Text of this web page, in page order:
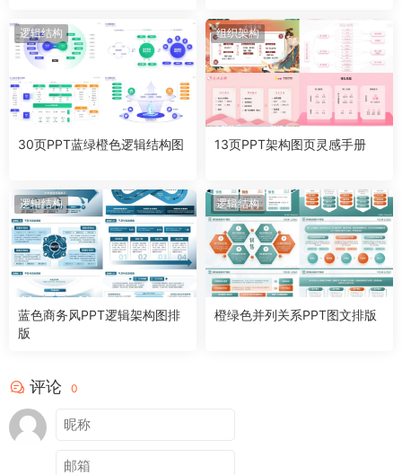
逻辑结构
30页PPT蓝绿橙色逻辑结构图
组织架构
13页PPT架构图页灵感手册
逻辑结构
蓝色商务风PPT逻辑架构图排
版
逻辑结构
橙绿色并列关系PPT图文排版
评论 0